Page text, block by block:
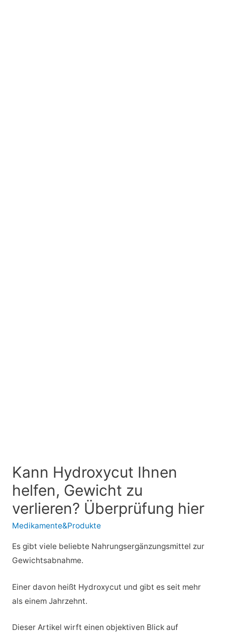
Kann Hydroxycut Ihnen
helfen, Gewicht zu
verlieren? Überprüfung hier
Medikamente&Produkte
Es gibt viele beliebte Nahrungsergänzungsmittel zur
Gewichtsabnahme.
Einer davon heißt Hydroxycut und gibt es seit mehr
als einem Jahrzehnt.
Dieser Artikel wirft einen objektiven Blick auf